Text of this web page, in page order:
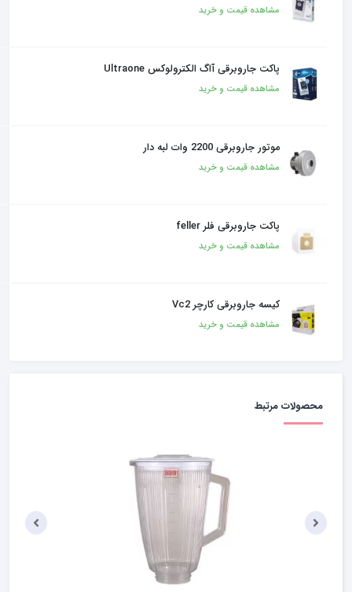
مشاهده قیمت و خرید
پاکت جاروبرقی آاگ الکترولوکس Ultraone
مشاهده قیمت و خرید
موتور جاروبرقی 2200 وات لبه دار
مشاهده قیمت و خرید
پاکت جاروبرقی فلر feller
مشاهده قیمت و خرید
کیسه جاروبرقی کارچر Vc2
مشاهده قیمت و خرید
محصولات مرتبط
پاکت جاروبرقی بوش BSGL5PRO5